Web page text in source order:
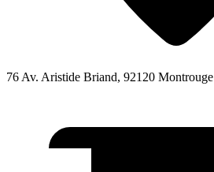
76 Av. Aristide Briand, 92120 Montrouge